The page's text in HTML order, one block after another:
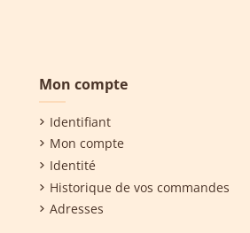
Mon compte
Identifiant
Mon compte
Identité
Historique de vos commandes
Adresses